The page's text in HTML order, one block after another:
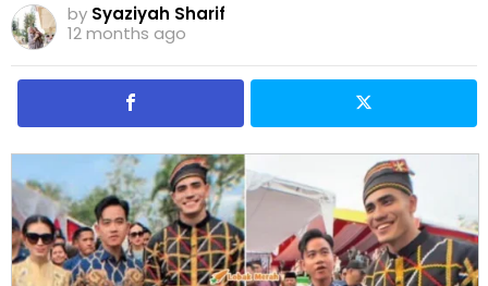
by Syaziyah Sharif
12 months ago